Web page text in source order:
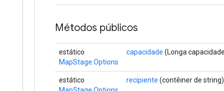
Métodos públicos
estático
MapStage.Options
capacidade (Longa
estático
recipiente (contêiner de string)